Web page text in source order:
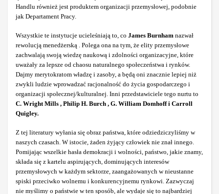
Handlu również jest produktem organizacji przemysłowej, podobnie
jak Departament Pracy.
Wszystkie te instytucje ucieleśniają to, co James Burnham nazwał
rewolucją menedżerską . Polega ona na tym, że elity przemysłowe
zachwalają swoją wiedzę naukową i zdolności organizacyjne, które
uważały za lepsze od chaosu naturalnego społeczeństwa i rynków.
Dajmy merytokratom władzę i zasoby, a będą oni znacznie lepiej niż
zwykli ludzie wprowadzać racjonalność do życia gospodarczego i
organizacji społecznej/kulturalnej. Inni przedstawiciele tego nurtu to
C. Wright Mills , Philip H. Burch , G. William Domhoff i Carroll
Quigley.
Z tej literatury wyłania się obraz państwa, które odziedziczyliśmy w
naszych czasach. W istocie, żaden żyjący człowiek nie znał innego.
Pomijając wszelkie hasła demokracji i wolności, państwo, jakie znamy,
składa się z kartelu aspirujących, dominujących interesów
przemysłowych w każdym sektorze, zaangażowanych w nieustanne
spiski przeciwko wolnemu i konkurencyjnemu rynkowi. Zazwyczaj
nie myślimy o państwie w ten sposób, ale wydaje się to najbardziej